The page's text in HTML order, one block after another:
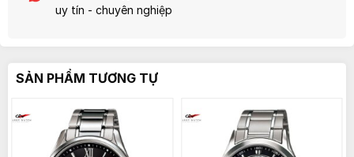
uy tín - chuyên nghiệp
SẢN PHẨM TƯƠNG TỰ